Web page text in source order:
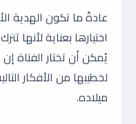
عادةً ما تكون الهدية
اختيارها بعناية لأنها
يُمكن أن تختار الفتاة
لخطيبها من الأفكار
ميلاده.